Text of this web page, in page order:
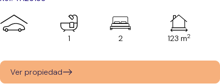
1 2 123 m2
Ver propiedad